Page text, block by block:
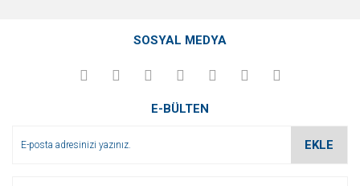
SOSYAL MEDYA
E-BÜLTEN
EKLE